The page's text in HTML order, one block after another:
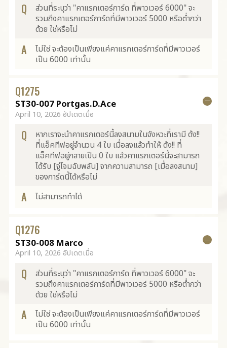
Q
ส่วนที่ระบุว่า "คาแรกเตอร์การ์ด ที่พาวเวอร์ 6000" จะ
รวมถึงคาแรกเตอร์การ์ดที่มีพาวเวอร์ 5000 หรือต่ำกว่า
ด้วย ใช่หรือไม่
A
ไม่ใช่ จะต้องเป็นเพียงแค่คาแรกเตอร์การ์ดที่มีพาวเวอร์
เป็น 6000 เท่านั้น
Q1275
ST30-007 Portgas.D.Ace
April 10, 2026 อัปเดตเมื่อ
Q
หากเราจะนำคาแรกเตอร์นี้ลงสนามในจังหวะที่เรามี ด้ง!!
ที่แอ็คทีฟอยู่จำนวน 4 ใบ เมื่อลงแล้วทำให้ ด้ง!! ที่
แอ็คทีฟอยู่กลายเป็น 0 ใบ แล้วคาแรกเตอร์นี้จะสามารถ
ได้รับ [จู่โจมฉับพลัน] จากความสามารถ [เมื่อลงสนาม]
ของการ์ดนี้ได้หรือไม่
A ไม่สามารถทำได้
Q1276
ST30-008 Marco
April 10, 2026 อัปเดตเมื่อ
Q
ส่วนที่ระบุว่า "คาแรกเตอร์การ์ด ที่พาวเวอร์ 6000" จะ
รวมถึงคาแรกเตอร์การ์ดที่มีพาวเวอร์ 5000 หรือต่ำกว่า
ด้วย ใช่หรือไม่
A
ไม่ใช่ จะต้องเป็นเพียงแค่คาแรกเตอร์การ์ดที่มีพาวเวอร์
เป็น 6000 เท่านั้น